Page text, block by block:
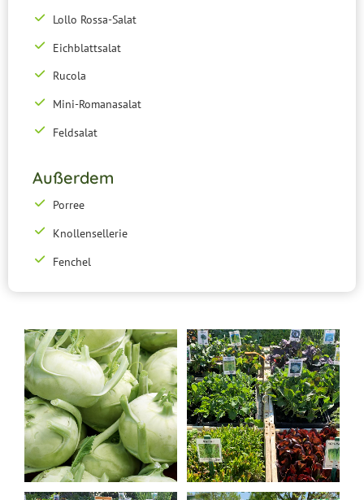
Lollo Rossa-Salat
Eichblattsalat
Rucola
Mini-Romanasalat
Feldsalat
Außerdem
Porree
Knollensellerie
Fenchel